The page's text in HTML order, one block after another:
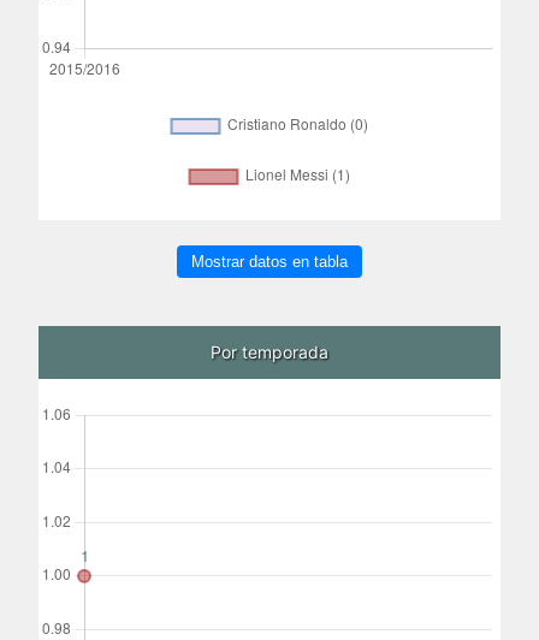
Mostrar datos en tabla
Por temporada